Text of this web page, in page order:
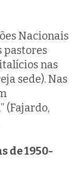
Nacionais
pastores
nas
sede). Nas
(Fajardo,
de 1950-